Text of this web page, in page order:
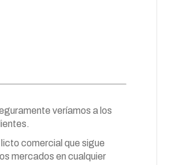
veríamos a los
comercial que sigue
mercados en cualquier